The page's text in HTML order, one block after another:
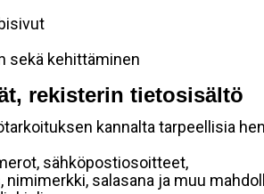
sekä kehittäminen
rekisterin tietosisältö
kannalta tarpeellisia
sähköpostiosoitteet,
salasana ja muu